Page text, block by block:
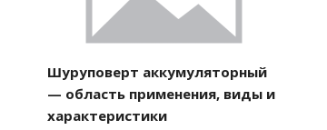
Шуруповерт аккумуляторный
— область применения, виды и
характеристики